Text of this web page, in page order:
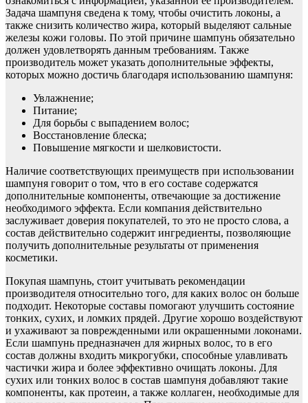
Задача шампуня сведена к тому, чтобы очистить локоны, а
также снизить количество жира, который выделяют сальные
железы кожи головы. По этой причине шампунь обязательно
должен удовлетворять данным требованиям. Также
производитель может указать дополнительные эффекты,
которых можно достичь благодаря использованию шампуня:
Увлажнение;
Питание;
Для борьбы с выпадением волос;
Восстановление блеска;
Повышение мягкости и шелковистости.
Наличие соответствующих преимуществ при использовании
шампуня говорит о том, что в его составе содержатся
дополнительные компоненты, отвечающие за достижение
необходимого эффекта. Если компания действительно
заслуживает доверия покупателей, то это не просто слова, а
состав действительно содержит ингредиенты, позволяющие
получить дополнительные результаты от применения
косметики.
Покупая шампунь, стоит учитывать рекомендации
производителя относительно того, для каких волос он больше
подходит. Некоторые составы помогают улучшить состояние
тонких, сухих, и ломких прядей. Другие хорошо воздействуют
и ухаживают за поврежденными или окрашенными локонами.
Если шампунь предназначен для жирных волос, то в его
состав должны входить микрогубки, способные улавливать
частички жира и более эффективно очищать локоны. Для
сухих или тонких волос в состав шампуня добавляют такие
компоненты, как протеин, а также коллаген, необходимые для